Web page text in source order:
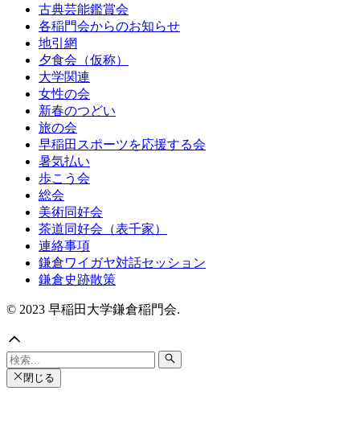
古典芸能鑑賞会
各稲門会からのお知らせ
地引網
夕食会（仮称）
大学関連
女性の会
新春のつどい
旅の会
早稲田スポーツを応援する会
暑気払い
歩こう会
総会
美術同好会
茶道同好会（表千家）
連絡事項
鎌倉ワイガヤ対話セッション
鎌倉史跡散策
© 2023 早稲田大学鎌倉稲門会.
閉じる